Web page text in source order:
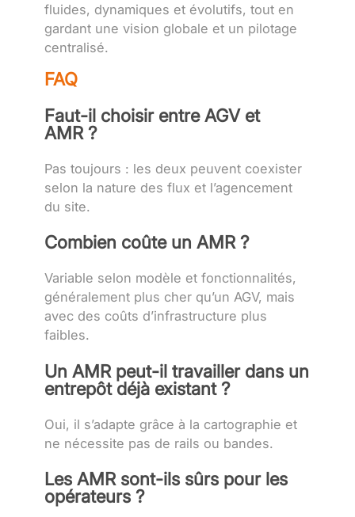
fluides, dynamiques et évolutifs, tout en
gardant une vision globale et un pilotage
centralisé.
FAQ
Faut-il choisir entre AGV et
AMR ?
Pas toujours : les deux peuvent coexister
selon la nature des flux et l’agencement
du site.
Combien coûte un AMR ?
Variable selon modèle et fonctionnalités,
généralement plus cher qu’un AGV, mais
avec des coûts d’infrastructure plus
faibles.
Un AMR peut-il travailler dans un
entrepôt déjà existant ?
Oui, il s’adapte grâce à la cartographie et
ne nécessite pas de rails ou bandes.
Les AMR sont-ils sûrs pour les
opérateurs ?